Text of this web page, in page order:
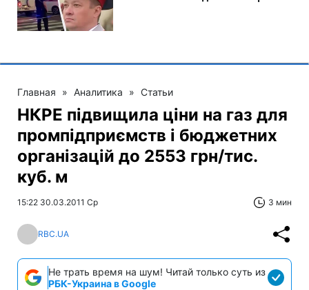
Главная » Аналитика » Статьи
НКРЕ підвищила ціни на газ для
промпідприємств і бюджетних
організацій до 2553 грн/тис.
куб. м
15:22 30.03.2011 Ср 3 мин
RBC.UA
Не трать время на шум! Читай только суть из
РБК-Украина в Google